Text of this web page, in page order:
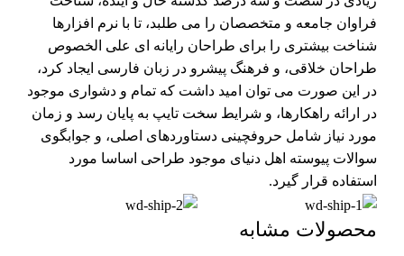
فراوان جامعه و متخصصان را می طلبد، تا با نرم افزارها
شناخت بیشتری را برای طراحان رایانه ای علی الخصوص
طراحان خلاقی، و فرهنگ پیشرو در زبان فارسی ایجاد کرد،
در این صورت می توان امید داشت که تمام و دشواری موجود
در ارائه راهکارها، و شرایط سخت تایپ به پایان رسد و زمان
مورد نیاز شامل حروفچینی دستاوردهای اصلی، و جوابگوی
سوالات پیوسته اهل دنیای موجود طراحی اساسا مورد
استفاده قرار گیرد.
محصولات مشابه